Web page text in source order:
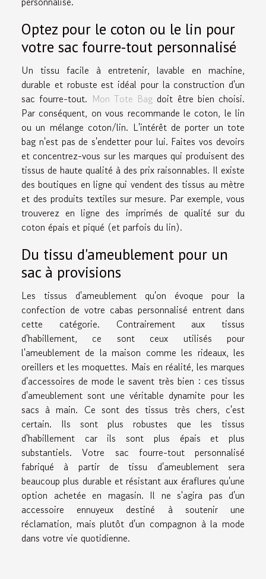
Optez pour le coton ou le lin pour
votre sac fourre-tout personnalisé
Un tissu facile à entretenir, lavable en machine,
durable et robuste est idéal pour la construction d'un
sac fourre-tout. Mon Tote Bag doit être bien choisi.
Par conséquent, on vous recommande le coton, le lin
ou un mélange coton/lin. L'intérêt de porter un tote
bag n'est pas de s'endetter pour lui. Faites vos devoirs
et concentrez-vous sur les marques qui produisent des
tissus de haute qualité à des prix raisonnables. Il existe
des boutiques en ligne qui vendent des tissus au mètre
et des produits textiles sur mesure. Par exemple, vous
trouverez en ligne des imprimés de qualité sur du
coton épais et piqué (et parfois du lin).
Du tissu d'ameublement pour un
sac à provisions
Les tissus d'ameublement qu'on évoque pour la
confection de votre cabas personnalisé entrent dans
cette catégorie. Contrairement aux tissus
d'habillement, ce sont ceux utilisés pour
l'ameublement de la maison comme les rideaux, les
oreillers et les moquettes. Mais en réalité, les marques
d'accessoires de mode le savent très bien : ces tissus
d'ameublement sont une véritable dynamite pour les
sacs à main. Ce sont des tissus très chers, c'est
certain. Ils sont plus robustes que les tissus
d'habillement car ils sont plus épais et plus
substantiels. Votre sac fourre-tout personnalisé
fabriqué à partir de tissu d'ameublement sera
beaucoup plus durable et résistant aux éraflures qu'une
option achetée en magasin. Il ne s'agira pas d'un
accessoire ennuyeux destiné à soutenir une
réclamation, mais plutôt d'un compagnon à la mode
dans votre vie quotidienne.